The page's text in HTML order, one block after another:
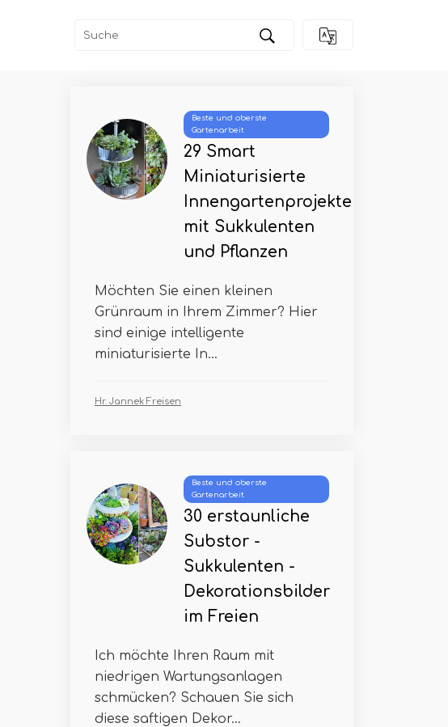
Beste und oberste
Gartenarbeit
29 Smart
Miniaturisierte
Innengartenprojekte
mit Sukkulenten
und Pflanzen
Möchten Sie einen kleinen
Grünraum in Ihrem Zimmer? Hier
sind einige intelligente
miniaturisierte In...
Hr. Jannek Freisen
Beste und oberste
Gartenarbeit
30 erstaunliche
Substor -
Sukkulenten -
Dekorationsbilder
im Freien
Ich möchte Ihren Raum mit
niedrigen Wartungsanlagen
schmücken? Schauen Sie sich
diese saftigen Dekor...